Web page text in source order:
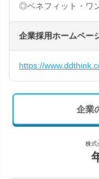
◎ベネフィット・ワ
企業採用ホームペー
https://
企業
株式